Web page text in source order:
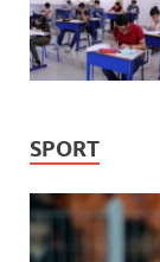
SPORT